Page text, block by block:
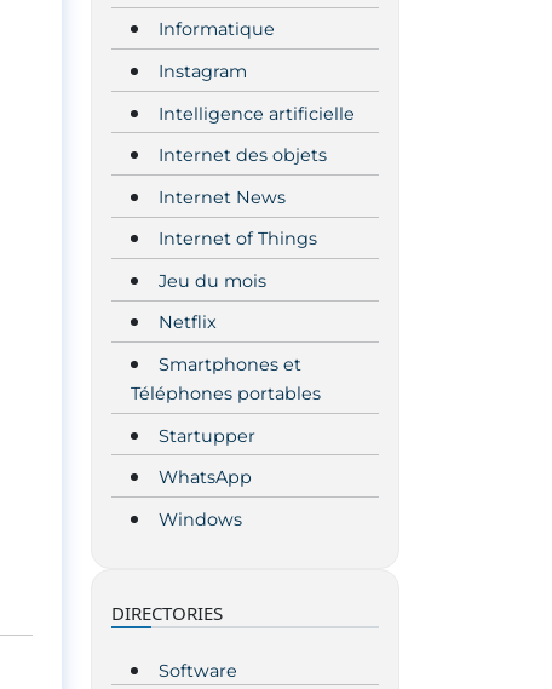
Informatique
Instagram
Intelligence artificielle
Internet des objets
Internet News
Internet of Things
Jeu du mois
Netflix
Smartphones et
Téléphones portables
Startupper
WhatsApp
Windows
DIRECTORIES
Software